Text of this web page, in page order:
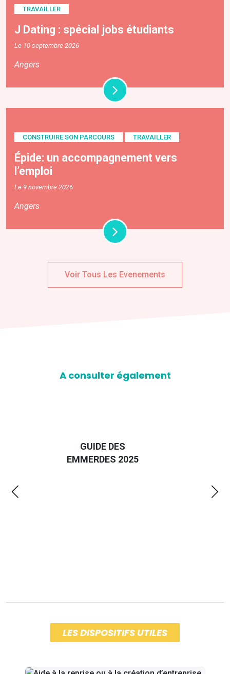
TRAVAILLER
J Dating : spécial jobs étudiants
Le 10 septembre 2026
Angers
CONSTRUIRE SON PARCOURS TRAVAILLER
Épide: un accompagnement vers
l’emploi
Le 9 novembre 2026
Angers
Voir Tous Les Evenements
A consulter également
GUIDE DES
EMMERDES 2025
LES DISPOSITIFS UTILES